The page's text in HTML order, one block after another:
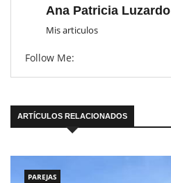
Ana Patricia Luzardo
Mis articulos
Follow Me:
ARTÍCULOS RELACIONADOS
PAREJAS